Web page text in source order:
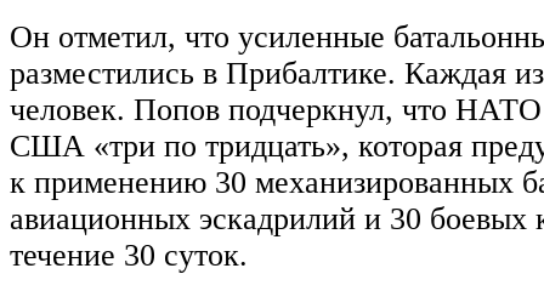
Он отметил, что усиленные
разместились в Прибалтике. Каждая
человек. Попов подчеркнул, что НАТО
США «три по тридцать», которая
к применению 30 механизированных
авиационных эскадрилий и 30 боевых
течение 30 суток.